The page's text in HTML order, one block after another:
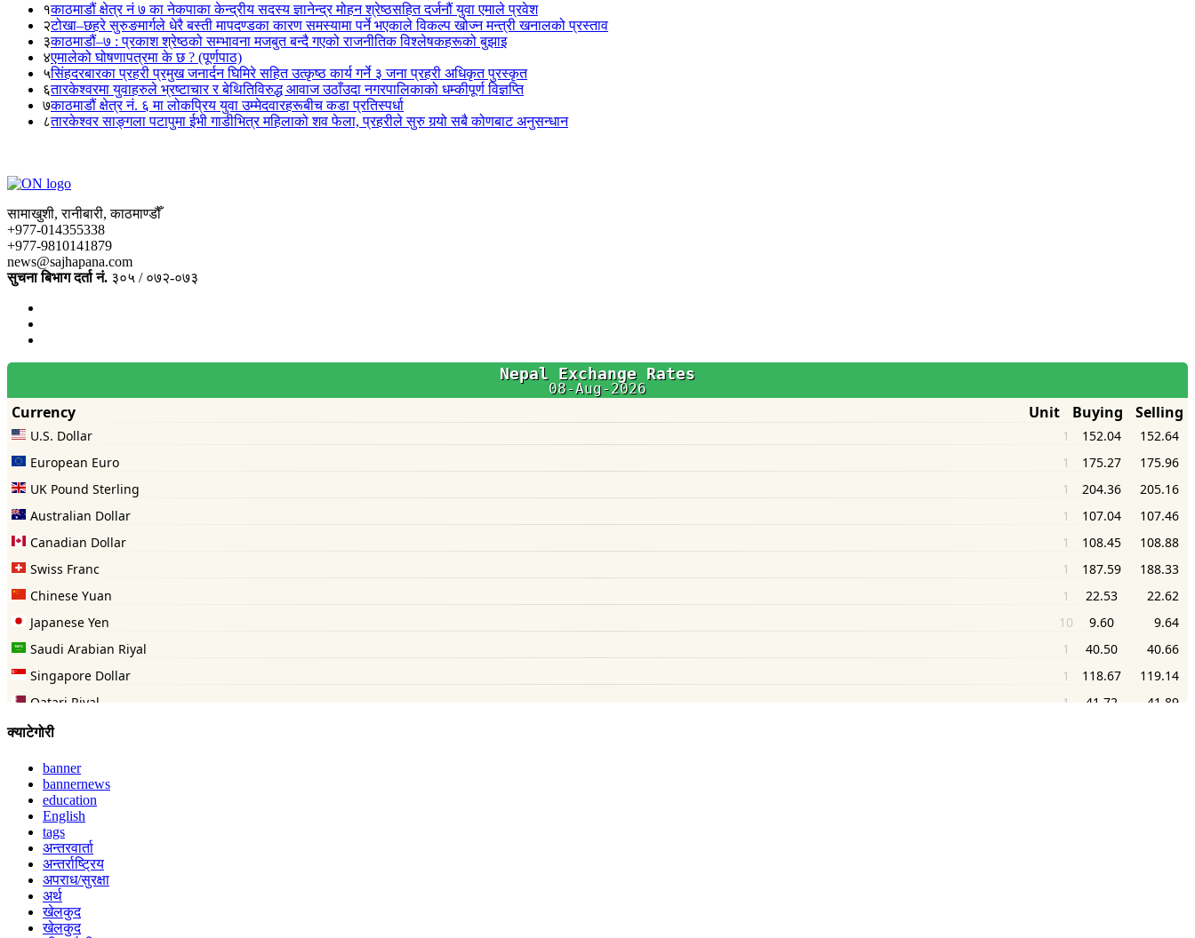
१काठमाडौं क्षेत्र नं ७ का नेकपाका केन्द्रीय सदस्य ज्ञानेन्द्र मोहन श्रेष्ठसहित दर्जनौं युवा एमाले प्रवेश
२टोखा–छहरे सुरुङमार्गले धेरै बस्ती मापदण्डका कारण समस्यामा पर्ने भएकाले विकल्प खोज्न मन्त्री खनालको प्रस्ताव
३काठमाडौं–७ : प्रकाश श्रेष्ठको सम्भावना मजबुत बन्दै गएको राजनीतिक विश्लेषकहरूको बुझाइ
४एमालेको घोषणापत्रमा के छ ? (पूर्णपाठ)
५सिंहदरबारका प्रहरी प्रमुख जनार्दन घिमिरे सहित उत्कृष्ठ कार्य गर्ने ३ जना प्रहरी अधिकृत पुरस्कृत
६तारकेश्वरमा युवाहरुले भ्रष्टाचार र बेथितिविरुद्ध आवाज उठाँउदा नगरपालिकाको धम्कीपूर्ण विज्ञप्ति
७काठमाडौं क्षेत्र नं. ६ मा लोकप्रिय युवा उम्मेदवारहरूबीच कडा प्रतिस्पर्धा
८तारकेश्वर साङ्गला पटापुमा ईभी गाडीभित्र महिलाको शव फेला, प्रहरीले सुरु गर्‍यो सबै कोणबाट अनुसन्धान
सामाखुशी, रानीबारी, काठमाण्डौँ
+977-014355338
+977-9810141879
news@sajhapana.com
सुचना बिभाग दर्ता नं. ३०५ / ०७२-०७३
क्याटेगोरी
banner
bannernews
education
English
tags
अन्तरवार्ता
अन्तर्राष्ट्रिय
अपराध/सुरक्षा
अर्थ
खेलकुद
खेलकुद